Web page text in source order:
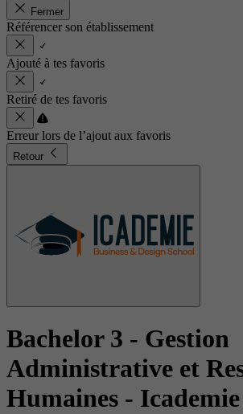
Fermer
Référencer son établissement
Ajouté à tes favoris
Retiré de tes favoris
Erreur lors de l’ajout aux favoris
Retour
Bachelor 3 - Gestion
Administrative et
Humaines -